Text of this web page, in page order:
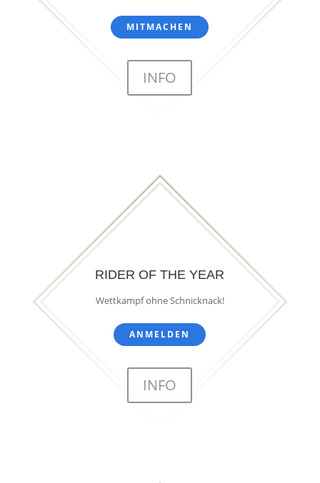
MITMACHEN
INFO
RIDER OF THE YEAR
Wettkampf ohne Schnicknack!
ANMELDEN
INFO